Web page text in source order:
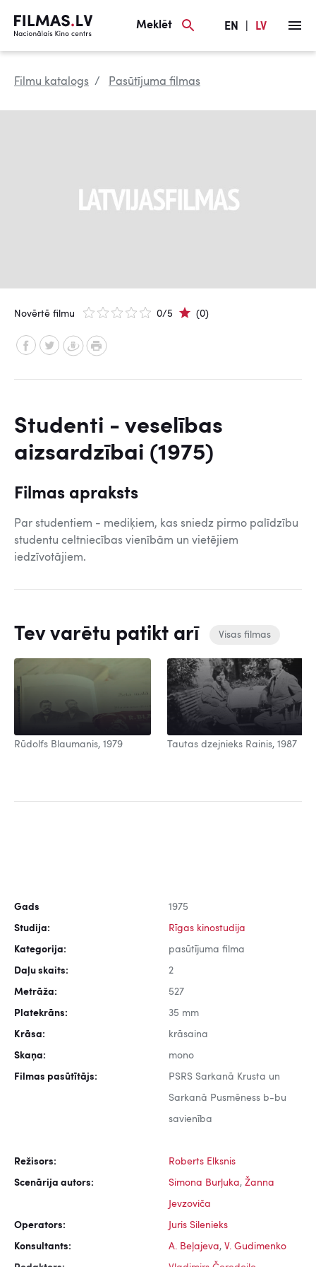
Meklēt EN LV
Filmu katalogs Pasūtījuma filmas
Novērtē filmu 0/5 (0)
Studenti - veselības
aizsardzībai (1975)
Filmas apraksts
Par studentiem - mediķiem, kas sniedz pirmo palīdzību
studentu celtniecības vienībām un vietējiem
iedzīvotājiem.
Tev varētu patikt arī Visas filmas
Rūdolfs Blaumanis, 1979 Tautas dzejnieks Rainis, 1987
Gads 1975
Studija: Rīgas kinostudija
Kategorija: pasūtījuma filma
Daļu skaits: 2
Metrāža: 527
Platekrāns: 35 mm
Krāsa: krāsaina
Skaņa: mono
Filmas pasūtītājs: PSRS Sarkanā Krusta un
Sarkanā Pusmēness b-bu
savienība
Režisors: Roberts Elksnis
Scenārija autors: Simona Burļuka, Žanna
Jevzoviča
Operators: Juris Silenieks
Konsultants: A. Beļajeva, V. Gudimenko